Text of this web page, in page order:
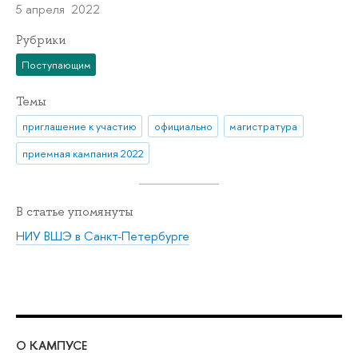
5 апреля 2022
Рубрики
Поступающим
Темы
приглашение к участию официально
магистратура
приемная кампания 2022
В статье упомянуты
НИУ ВШЭ в Санкт-Петербурге
О КАМПУСЕ